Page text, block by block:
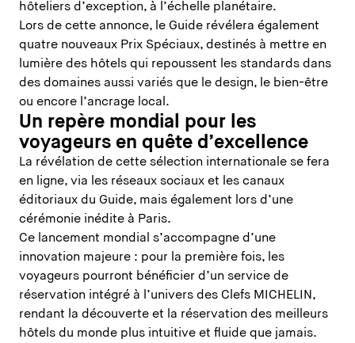
hôteliers d’exception, à l’échelle planétaire.
Lors de cette annonce, le Guide révélera également
quatre nouveaux Prix Spéciaux, destinés à mettre en
lumière des hôtels qui repoussent les standards dans
des domaines aussi variés que le design, le bien-être
ou encore l’ancrage local.
Un repère mondial pour les
voyageurs en quête d’excellence
La révélation de cette sélection internationale se fera
en ligne, via les réseaux sociaux et les canaux
éditoriaux du Guide, mais également lors d’une
cérémonie inédite à Paris.
Ce lancement mondial s’accompagne d’une
innovation majeure : pour la première fois, les
voyageurs pourront bénéficier d’un service de
réservation intégré à l’univers des Clefs MICHELIN,
rendant la découverte et la réservation des meilleurs
hôtels du monde plus intuitive et fluide que jamais.